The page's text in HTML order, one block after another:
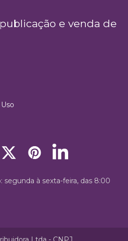
e venda de
à sexta-feira, das 8:00